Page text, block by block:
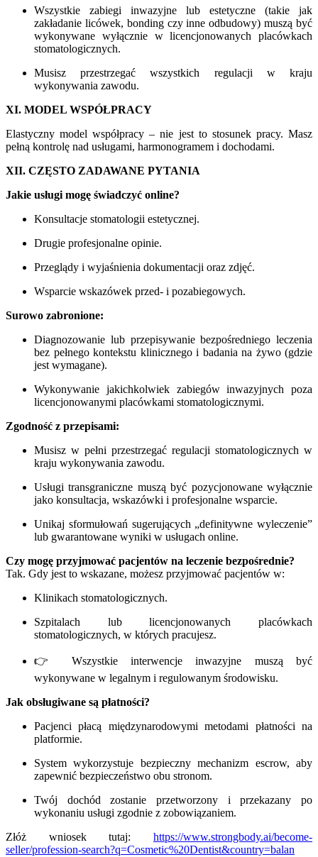
Wszystkie zabiegi inwazyjne lub estetyczne (takie jak
zakładanie licówek, bonding czy inne odbudowy) muszą być
wykonywane wyłącznie w licencjonowanych placówkach
stomatologicznych.
Musisz przestrzegać wszystkich regulacji w kraju
wykonywania zawodu.
XI. MODEL WSPÓŁPRACY
Elastyczny model współpracy – nie jest to stosunek pracy. Masz
pełną kontrolę nad usługami, harmonogramem i dochodami.
XII. CZĘSTO ZADAWANE PYTANIA
Jakie usługi mogę świadczyć online?
Konsultacje stomatologii estetycznej.
Drugie profesjonalne opinie.
Przeglądy i wyjaśnienia dokumentacji oraz zdjęć.
Wsparcie wskazówek przed- i pozabiegowych.
Surowo zabronione:
Diagnozowanie lub przepisywanie bezpośredniego leczenia
bez pełnego kontekstu klinicznego i badania na żywo (gdzie
jest wymagane).
Wykonywanie jakichkolwiek zabiegów inwazyjnych poza
licencjonowanymi placówkami stomatologicznymi.
Zgodność z przepisami:
Musisz w pełni przestrzegać regulacji stomatologicznych w
kraju wykonywania zawodu.
Usługi transgraniczne muszą być pozycjonowane wyłącznie
jako konsultacja, wskazówki i profesjonalne wsparcie.
Unikaj sformułowań sugerujących „definitywne wyleczenie”
lub gwarantowane wyniki w usługach online.
Czy mogę przyjmować pacjentów na leczenie bezpośrednie?
Tak. Gdy jest to wskazane, możesz przyjmować pacjentów w:
Klinikach stomatologicznych.
Szpitalach lub licencjonowanych placówkach
stomatologicznych, w których pracujesz.
👉 Wszystkie interwencje inwazyjne muszą być
wykonywane w legalnym i regulowanym środowisku.
Jak obsługiwane są płatności?
Pacjenci płacą międzynarodowymi metodami płatności na
platformie.
System wykorzystuje bezpieczny mechanizm escrow, aby
zapewnić bezpieczeństwo obu stronom.
Twój dochód zostanie przetworzony i przekazany po
wykonaniu usługi zgodnie z zobowiązaniem.
Złóż wniosek tutaj: https://www.strongbody.ai/become-
seller/profession-search?q=Cosmetic%20Dentist&country=balan